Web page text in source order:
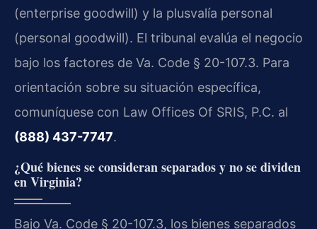
(enterprise goodwill) y la plusvalía personal
(personal goodwill). El tribunal evalúa el negocio
bajo los factores de Va. Code § 20-107.3. Para
orientación sobre su situación específica,
comuníquese con Law Offices Of SRIS, P.C. al
(888) 437-7747.
¿Qué bienes se consideran separados y no se dividen
en Virginia?
Bajo Va. Code § 20-107.3, los bienes separados